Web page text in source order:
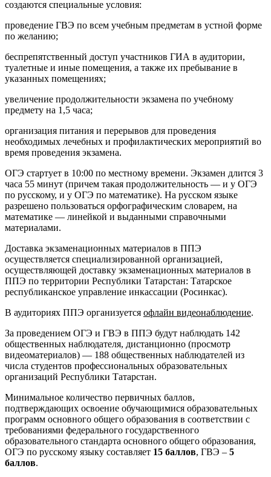
создаются специальные условия:
проведение ГВЭ по всем учебным предметам в устной форме
по желанию;
беспрепятственный доступ участников ГИА в аудитории,
туалетные и иные помещения, а также их пребывание в
указанных помещениях;
увеличение продолжительности экзамена по учебному
предмету на 1,5 часа;
организация питания и перерывов для проведения
необходимых лечебных и профилактических мероприятий во
время проведения экзамена.
ОГЭ стартует в 10:00 по местному времени. Экзамен длится 3
часа 55 минут (причем такая продолжительность — и у ОГЭ
по русскому, и у ОГЭ по математике). На русском языке
разрешено пользоваться орфографическим словарем, на
математике — линейкой и выданными справочными
материалами.
Доставка экзаменационных материалов в ППЭ
осуществляется специализированной организацией,
осуществляющей доставку экзаменационных материалов в
ППЭ по территории Республики Татарстан: Татарское
республиканское управление инкассации (Росинкас).
В аудиториях ППЭ организуется офлайн видеонаблюдение.
За проведением ОГЭ и ГВЭ в ППЭ будут наблюдать 142
общественных наблюдателя, дистанционно (просмотр
видеоматериалов) — 188 общественных наблюдателей из
числа студентов профессиональных образовательных
организаций Республики Татарстан.
Минимальное количество первичных баллов,
подтверждающих освоение обучающимися образовательных
программ основного общего образования в соответствии с
требованиями федерального государственного
образовательного стандарта основного общего образования,
ОГЭ по русскому языку составляет 15 баллов, ГВЭ – 5
баллов.